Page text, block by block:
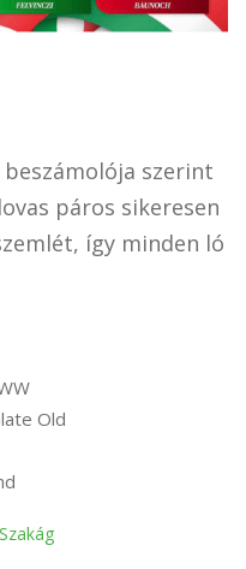
beszámolója szerint
páros sikeresen
így minden ló
Old